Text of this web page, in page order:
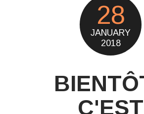
28
JANUARY
2018
C'EST